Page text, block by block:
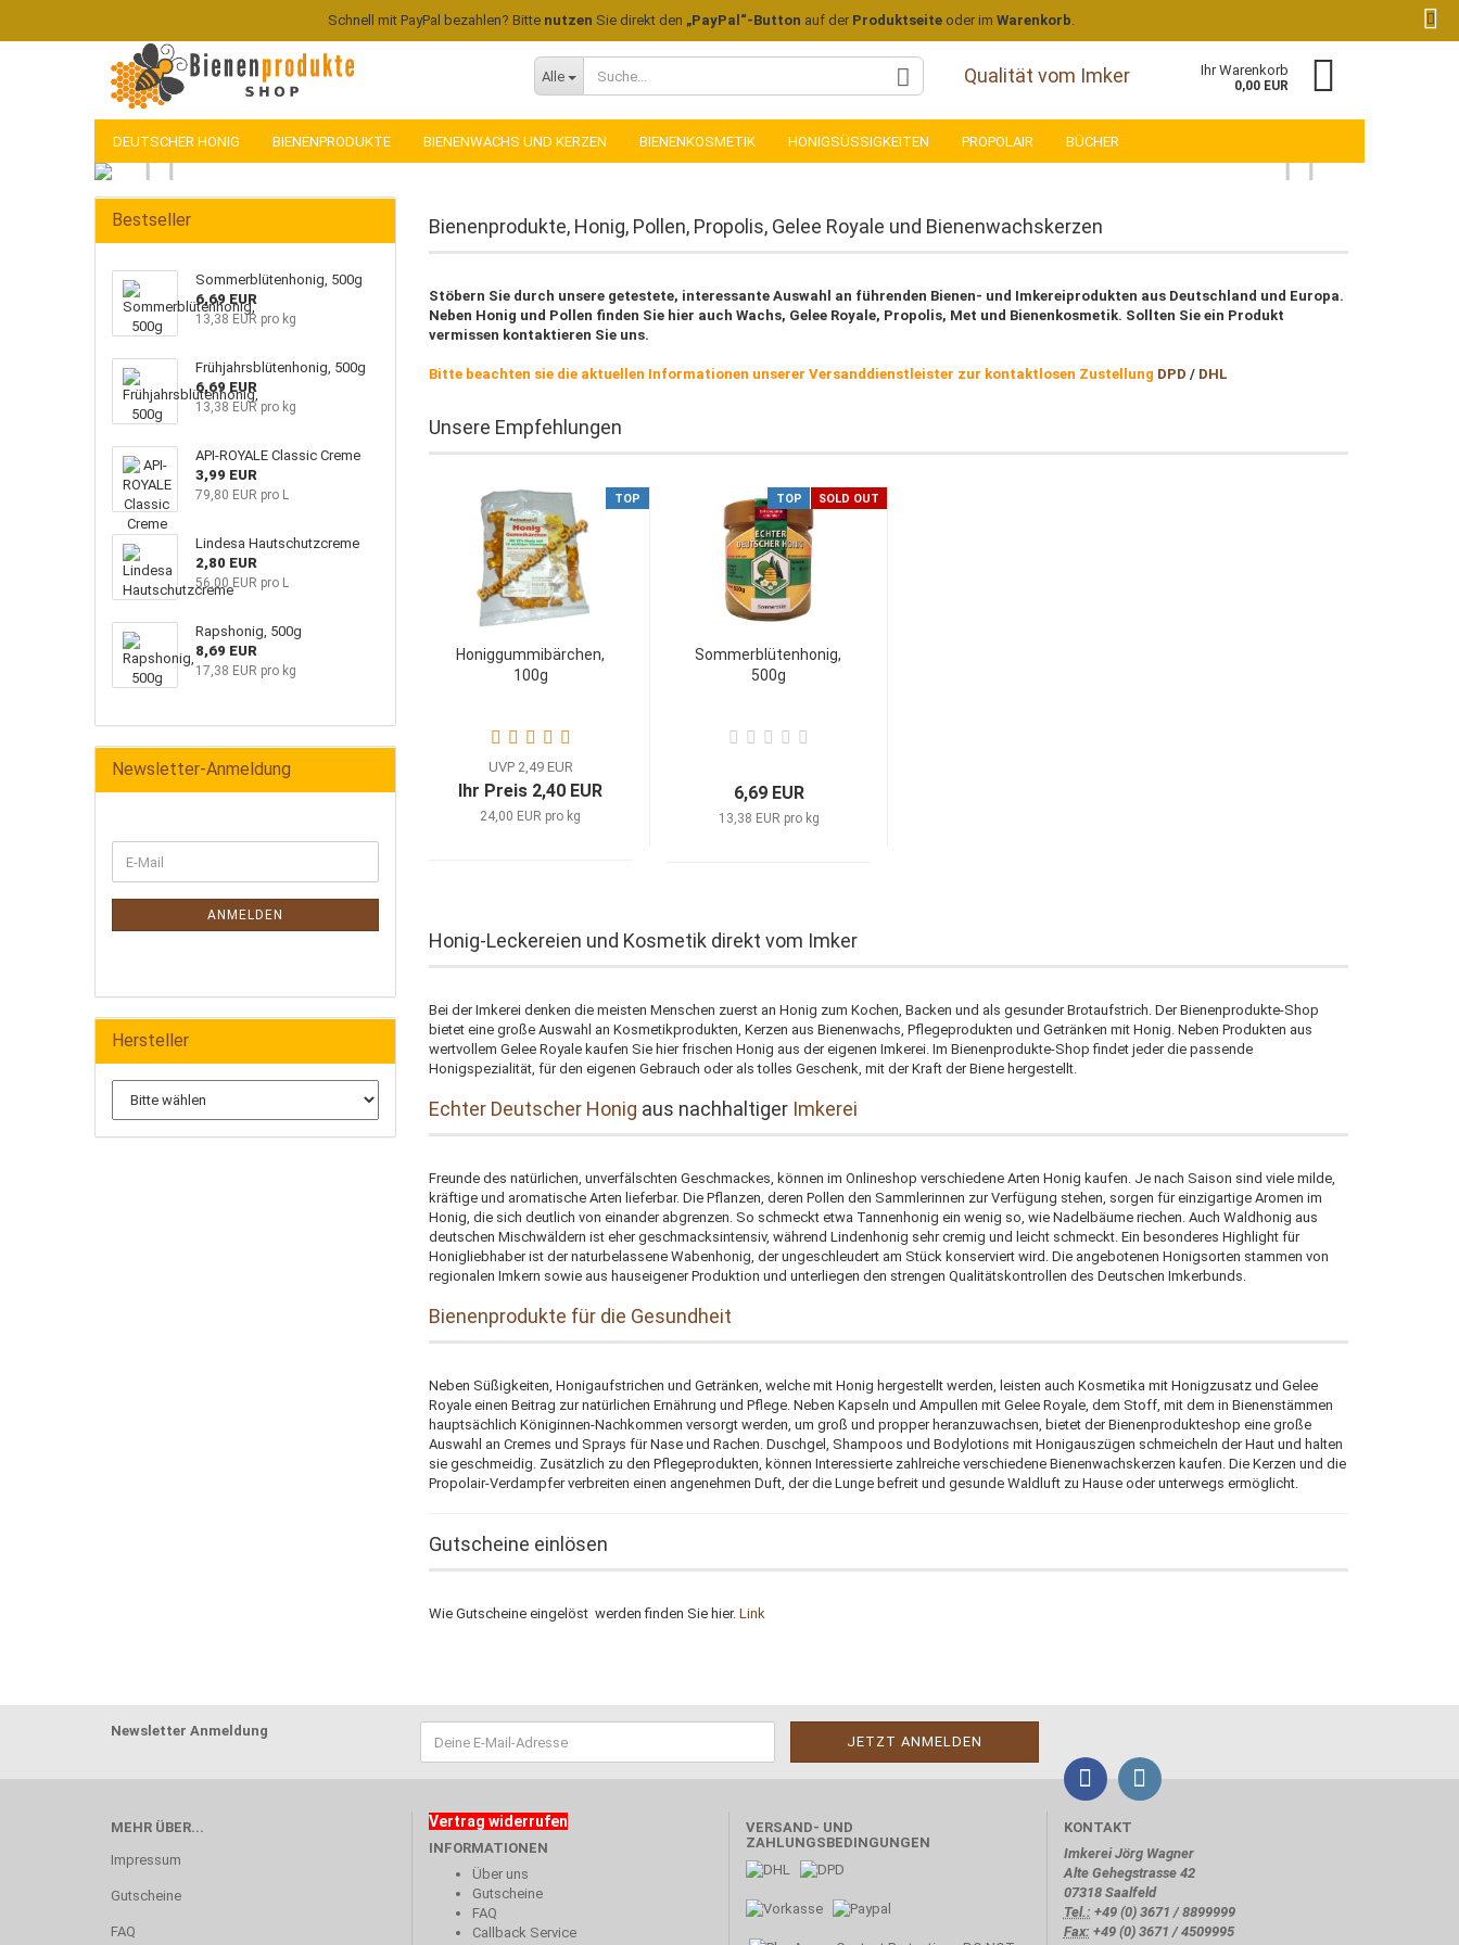
Konto erstellen
Alle Qualität vom Imker Ihr Warenkorb
0,00 EUR
Schnell mit PayPal bezahlen? Bitte nutzen Sie direkt den „PayPal“-Button auf der Produktseite oder im Warenkorb.
DEUTSCHER HONIG BIENENPRODUKTE BIENENWACHS UND KERZEN BIENENKOSMETIK HONIGSÜSSIGKEITEN PROPOLAIR BÜCHER
Bienenprodukte, Honig, Pollen, Propolis, Gelee Royale und Bienenwachskerzen
Stöbern Sie durch unsere getestete, interessante Auswahl an führenden Bienen- und Imkereiprodukten aus Deutschland und Europa.
Neben Honig und Pollen finden Sie hier auch Wachs, Gelee Royale, Propolis, Met und Bienenkosmetik. Sollten Sie ein Produkt
vermissen kontaktieren Sie uns.
Bitte beachten sie die aktuellen Informationen unserer Versanddienstleister zur kontaktlosen Zustellung DPD / DHL
Unsere Empfehlungen
TOP
Honiggummibärchen,
100g
UVP 2,49 EUR
Ihr Preis 2,40 EUR
24,00 EUR pro kg
TOP SOLD OUT
Sommerblütenhonig,
500g
6,69 EUR
13,38 EUR pro kg
​Honig-Leckereien und Kosmetik direkt vom Imker
Bei der Imkerei denken die meisten Menschen zuerst an Honig zum Kochen, Backen und als gesunder Brotaufstrich. Der Bienenprodukte-Shop
bietet eine große Auswahl an Kosmetikprodukten, Kerzen aus Bienenwachs, Pflegeprodukten und Getränken mit Honig. Neben Produkten aus
wertvollem Gelee Royale kaufen Sie hier frischen Honig aus der eigenen Imkerei. Im Bienenprodukte-Shop findet jeder die passende
Honigspezialität, für den eigenen Gebrauch oder als tolles Geschenk, mit der Kraft der Biene hergestellt.
Echter Deutscher Honig aus nachhaltiger Imkerei
Freunde des natürlichen, unverfälschten Geschmackes, können im Onlineshop verschiedene Arten Honig kaufen. Je nach Saison sind viele milde,
kräftige und aromatische Arten lieferbar. Die Pflanzen, deren Pollen den Sammlerinnen zur Verfügung stehen, sorgen für einzigartige Aromen im
Honig, die sich deutlich von einander abgrenzen. So schmeckt etwa Tannenhonig ein wenig so, wie Nadelbäume riechen. Auch Waldhonig aus
deutschen Mischwäldern ist eher geschmacksintensiv, während Lindenhonig sehr cremig und leicht schmeckt. Ein besonderes Highlight für
Honigliebhaber ist der naturbelassene Wabenhonig, der ungeschleudert am Stück konserviert wird. Die angebotenen Honigsorten stammen von
regionalen Imkern sowie aus hauseigener Produktion und unterliegen den strengen Qualitätskontrollen des Deutschen Imkerbunds.
Bienenprodukte für die Gesundheit
Neben Süßigkeiten, Honigaufstrichen und Getränken, welche mit Honig hergestellt werden, leisten auch Kosmetika mit Honigzusatz und Gelee
Royale einen Beitrag zur natürlichen Ernährung und Pflege. Neben Kapseln und Ampullen mit Gelee Royale, dem Stoff, mit dem in Bienenstämmen
hauptsächlich Königinnen-Nachkommen versorgt werden, um groß und propper heranzuwachsen, bietet der Bienenprodukteshop eine große
Auswahl an Cremes und Sprays für Nase und Rachen. Duschgel, Shampoos und Bodylotions mit Honigauszügen schmeicheln der Haut und halten
sie geschmeidig. Zusätzlich zu den Pflegeprodukten, können Interessierte zahlreiche verschiedene Bienenwachskerzen kaufen. Die Kerzen und die
Propolair-Verdampfer verbreiten einen angenehmen Duft, der die Lunge befreit und gesunde Waldluft zu Hause oder unterwegs ermöglicht.
Gutscheine einlösen
Wie Gutscheine eingelöst werden finden Sie hier. Link
Bestseller
Sommerblütenhonig, 500g
6,69 EUR
13,38 EUR pro kg
Frühjahrsblütenhonig, 500g
6,69 EUR
13,38 EUR pro kg
API-ROYALE Classic Creme
3,99 EUR
79,80 EUR pro L
Lindesa Hautschutzcreme
2,80 EUR
56,00 EUR pro L
Rapshonig, 500g
8,69 EUR
17,38 EUR pro kg
Newsletter-Anmeldung
ANMELDEN
Hersteller
Newsletter Anmeldung
MEHR ÜBER...
Impressum
Gutscheine
FAQ
Vertrag widerrufen
INFORMATIONEN
Über uns
Gutscheine
FAQ
Callback Service
VERSAND- UND
ZAHLUNGSBEDINGUNGEN
KONTAKT
Imkerei Jörg Wagner
Alte Gehegstrasse 42
07318 Saalfeld
Tel.: +49 (0) 3671 / 8899999
Fax: +49 (0) 3671 / 4509995